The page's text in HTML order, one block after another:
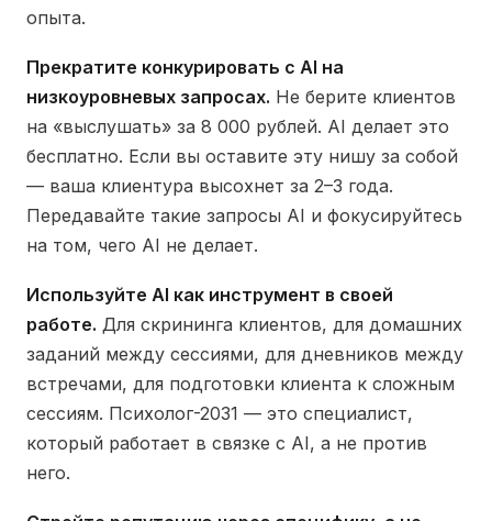
опыта.
Прекратите конкурировать с AI на
низкоуровневых запросах. Не берите клиентов
на «выслушать» за 8 000 рублей. AI делает это
бесплатно. Если вы оставите эту нишу за собой
— ваша клиентура высохнет за 2–3 года.
Передавайте такие запросы AI и фокусируйтесь
на том, чего AI не делает.
Используйте AI как инструмент в своей
работе. Для скрининга клиентов, для домашних
заданий между сессиями, для дневников между
встречами, для подготовки клиента к сложным
сессиям. Психолог-2031 — это специалист,
который работает в связке с AI, а не против
него.